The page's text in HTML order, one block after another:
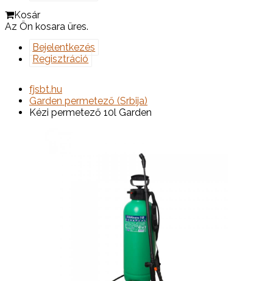
Kosár
Az Ön kosara üres.
Bejelentkezés
Regisztráció
fjsbt.hu
Garden permetező (Srbija)
Kézi permetező 10l Garden